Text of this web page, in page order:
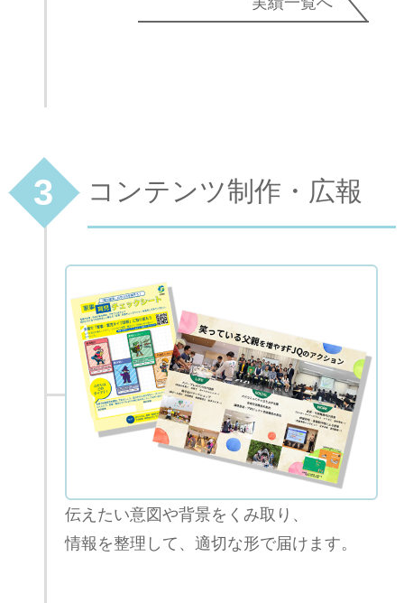
3 コンテンツ制作・広報
伝えたい意図や背景をくみ取り、
情報を整理して、適切な形で届けます。